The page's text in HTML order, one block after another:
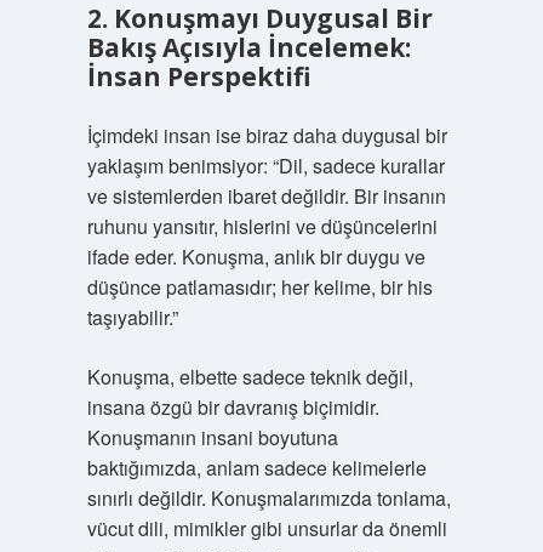
2. Konuşmayı Duygusal Bir
Bakış Açısıyla İncelemek:
İnsan Perspektifi
İçimdeki insan ise biraz daha duygusal bir
yaklaşım benimsiyor: “Dil, sadece kurallar
ve sistemlerden ibaret değildir. Bir insanın
ruhunu yansıtır, hislerini ve düşüncelerini
ifade eder. Konuşma, anlık bir duygu ve
düşünce patlamasıdır; her kelime, bir his
taşıyabilir.”
Konuşma, elbette sadece teknik değil,
insana özgü bir davranış biçimidir.
Konuşmanın insani boyutuna
baktığımızda, anlam sadece kelimelerle
sınırlı değildir. Konuşmalarımızda tonlama,
vücut dili, mimikler gibi unsurlar da önemli